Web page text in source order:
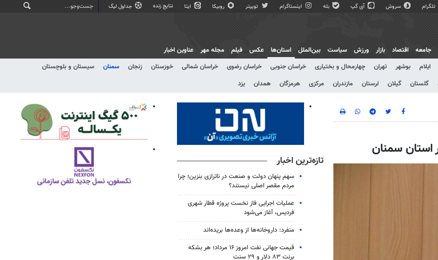
تلگرام سروش آی گپ بله اینستاگرام توییتر روبیکا ایتا نتایج زنده جداول لیگ
جامعه اقتصاد بازار ورزش سیاست بین‌الملل
استان‌ها
ایلام بوشهر تهران چهارمحال و بختیاری خراسان جنوبی خراسان رضوی خراسان شمالی خوزستان زنجان سمنان
سیستان و بلوچستان
گلستان گیلان لرستان مازندران مرکزی هرمزگان همدان یزد
عکس فیلم مجله مهر عناوین اخبار
استان سمنان
تازه‌ترین اخبار
سهم پنهان دولت و صنعت در ناترازی بنزین؛ چرا
مردم مقصر اصلی نیستند؟
عملیات اجرایی فاز نخست پروژه قطار شهری
فردیس، آغاز می‌شود
منفرد: داروخانه‌ها از وعده‌ها بریده‌اند
قیمت جهانی نفت امروز ۱۶ مرداد؛ هر بشکه
برنت ۸۳ دلار و ۲۹ سنت